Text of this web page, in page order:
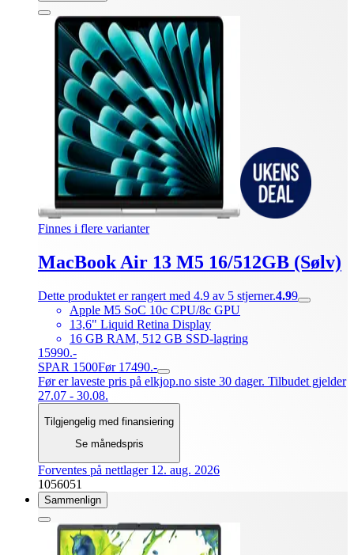
Finnes i flere varianter
MacBook Air 13 M5 16/512GB (Sølv)
Dette produktet er rangert med 4.9 av 5 stjerner.4.99
Apple M5 SoC 10c CPU/8c GPU
13,6" Liquid Retina Display
16 GB RAM, 512 GB SSD-lagring
15990.-
SPAR 1500Før 17490.-
Før er laveste pris på elkjop.no siste 30 dager. Tilbudet gjelder
27.07 - 30.08.
Tilgjengelig med finansiering
Se månedspris
Forventes på nettlager 12. aug. 2026
1056051
Sammenlign